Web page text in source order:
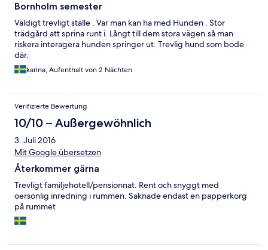
Bornholm semester
Väldigt trevligt ställe . Var man kan ha med Hunden . Stor
trädgård att sprina runt i. Långt till dem stora vägen.så man
riskera interagera hunden springer ut. Trevlig hund som bode
där.
karina, Aufenthalt von 2 Nächten
Verifizierte Bewertung
10/10 – Außergewöhnlich
3. Juli 2016
Mit Google übersetzen
Återkommer gärna
Trevligt familjehotell/pensionnat. Rent och snyggt med
oersonlig inredning i rummen. Saknade endast en papperkorg
på rummet